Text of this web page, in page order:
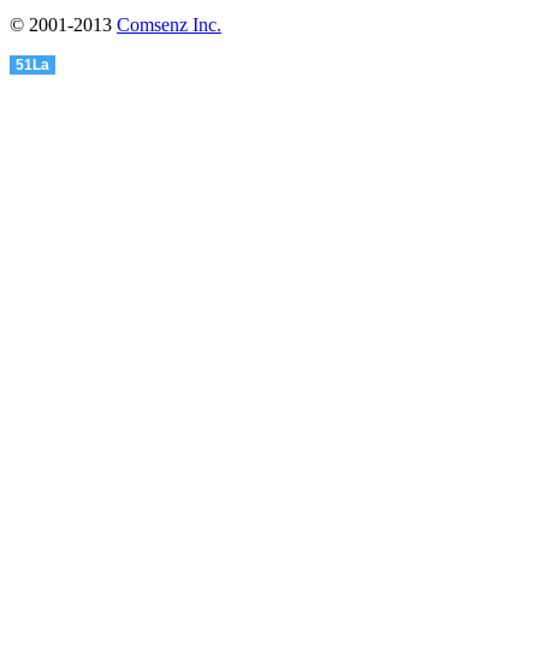
© 2001-2013 Comsenz Inc.
51La